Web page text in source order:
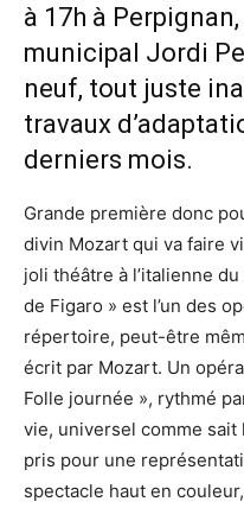
à 17h à
municipal Jordi
neuf, tout juste
travaux
derniers mois.
Grande première donc
divin Mozart qui va faire
joli théâtre à l’italienne
de Figaro » est l’un des
répertoire, peut-être
écrit par Mozart. Un
Folle journée », rythmé
vie, universel comme sait
pris pour une
spectacle haut en